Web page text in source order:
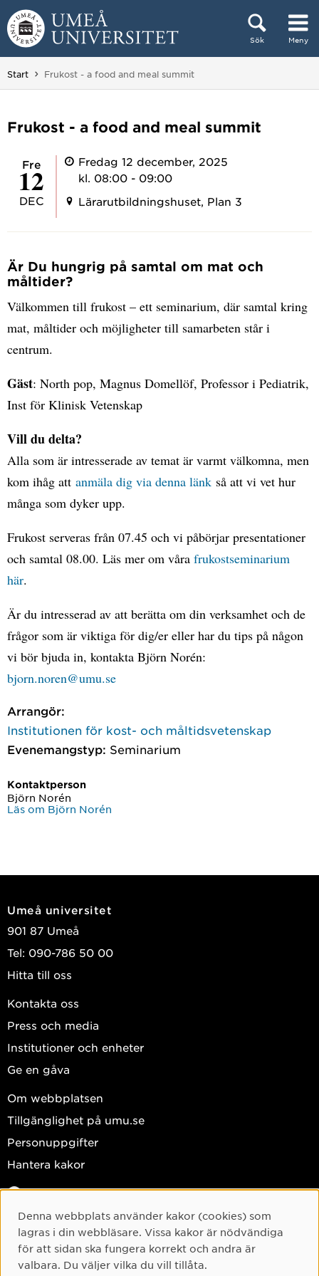
Hoppa direkt till innehållet
Sök Meny
Huvudmenyn dold.
Start Du är här:
Frukost - a food and meal summit
Frukost - a food and meal summit
fre
12
DEC
Fredag 12 december, 2025
kl. 08:00 - 09:00
Lärarutbildningshuset, Plan 3
Är Du hungrig på samtal om mat och
måltider?
Välkommen till frukost – ett seminarium, där samtal kring
mat, måltider och möjligheter till samarbeten står i
centrum.
Gäst: North pop, Magnus Domellöf, Professor i Pediatrik,
Inst för Klinisk Vetenskap
Vill du delta?
Alla som är intresserade av temat är varmt välkomna, men
kom ihåg att anmäla dig via denna länk så att vi vet hur
många som dyker upp.
Frukost serveras från 07.45 och vi påbörjar presentationer
och samtal 08.00. Läs mer om våra frukostseminarium
här.
Är du intresserad av att berätta om din verksamhet och de
frågor som är viktiga för dig/er eller har du tips på någon
vi bör bjuda in, kontakta Björn Norén:
bjorn.noren@umu.se
Arrangör:
Institutionen för kost- och måltidsvetenskap
Evenemangstyp: Seminarium
Kontaktperson
Björn Norén
Läs om Björn Norén
Umeå universitet
901 87 Umeå
Tel: 090-786 50 00
Hitta till oss
Kontakta oss
Press och media
Institutioner och enheter
Ge en gåva
Om webbplatsen
Tillgänglighet på umu.se
Personuppgifter
Hantera kakor
Facebook
Instagram
TikTok
Youtube
Cookie-samtycke
Denna webbplats använder kakor (cookies) som
lagras i din webbläsare. Vissa kakor är nödvändiga
för att sidan ska fungera korrekt och andra är
valbara. Du väljer vilka du vill tillåta.